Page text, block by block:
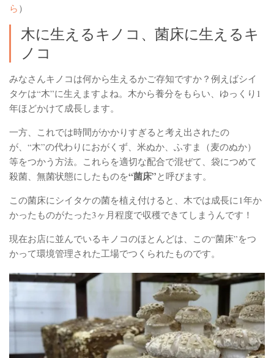
ら ）
木に生えるキノコ、菌床に生えるキ
ノコ
みなさんキノコは何から生えるかご存知ですか？例えばシイ
タケは“木”に生えますよね。木から養分をもらい、ゆっくり1
年ほどかけて成長します。
一方、これでは時間がかかりすぎると考え出されたの
が、“木”の代わりにおがくず、米ぬか、ふすま（麦のぬか）
等をつかう方法。これらを適切な配合で混ぜて、袋につめて
殺菌、無菌状態にしたものを“菌床”と呼びます。
この菌床にシイタケの菌を植え付けると、木では成長に1年か
かったものがたった3ヶ月程度で収穫できてしまうんです！
現在お店に並んでいるキノコのほとんどは、この“菌床”をつ
かって環境管理された工場でつくられたものです。